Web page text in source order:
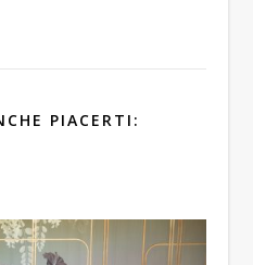
PIACERTI: